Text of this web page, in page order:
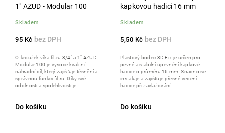
1" AZUD - Modular 100
Skladem
95 Kč
Do košíku
O-kroužek víka filtru 3/4" a 1" AZUD -
Modular 100 je vysoce kvalitní
náhradní díl, který zajišťuje těsnění a
správnou funkci filtru. Díky své
odolnosti a spolehlivosti je...
kapkovou hadici 16 mm
Skladem
5,50 Kč
Do košíku
Plastový bodec 3D Fix je určen pro
pevné a stabilní upevnění kapkové
hadice o průměru 16 mm. Snadno se
instaluje a zajišťuje přesné vedení
hadice při zavlažování.